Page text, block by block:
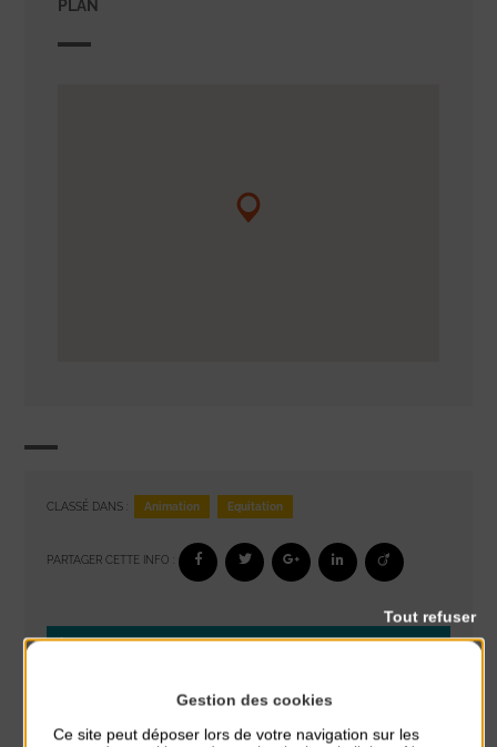
PLAN
CLASSÉ DANS : Animation Equitation
PARTAGER CETTE INFO :
À noter aussi
Plage du passous
Gestion des cookies
Ce site peut déposer lors de votre navigation sur les
Tout refuser